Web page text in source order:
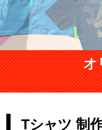
オ
Tシャツ 制